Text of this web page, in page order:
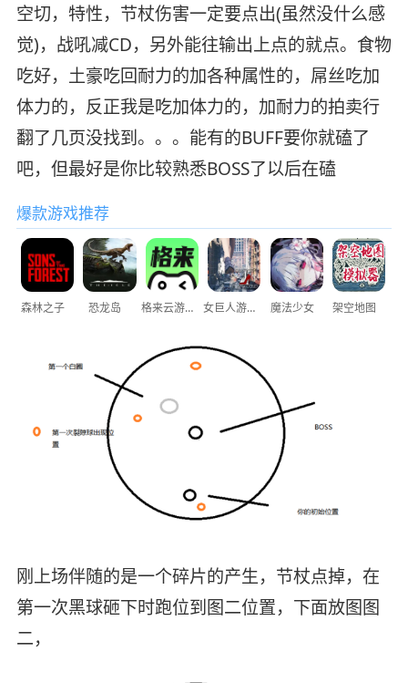
空切，特性，节杖伤害一定要点出(虽然没什么感
觉)，战吼减CD，另外能往输出上点的就点。食物
吃好，土豪吃回耐力的加各种属性的，屌丝吃加
体力的，反正我是吃加体力的，加耐力的拍卖行
翻了几页没找到。。。能有的BUFF要你就磕了
吧，但最好是你比较熟悉BOSS了以后在磕
爆款游戏推荐
森林之子 恐龙岛 格来云游戏 女巨人游乐场 魔法少女 架空地图
刚上场伴随的是一个碎片的产生，节杖点掉，在
第一次黑球砸下时跑位到图二位置，下面放图图
二，